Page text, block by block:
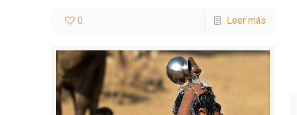
0 Leer más